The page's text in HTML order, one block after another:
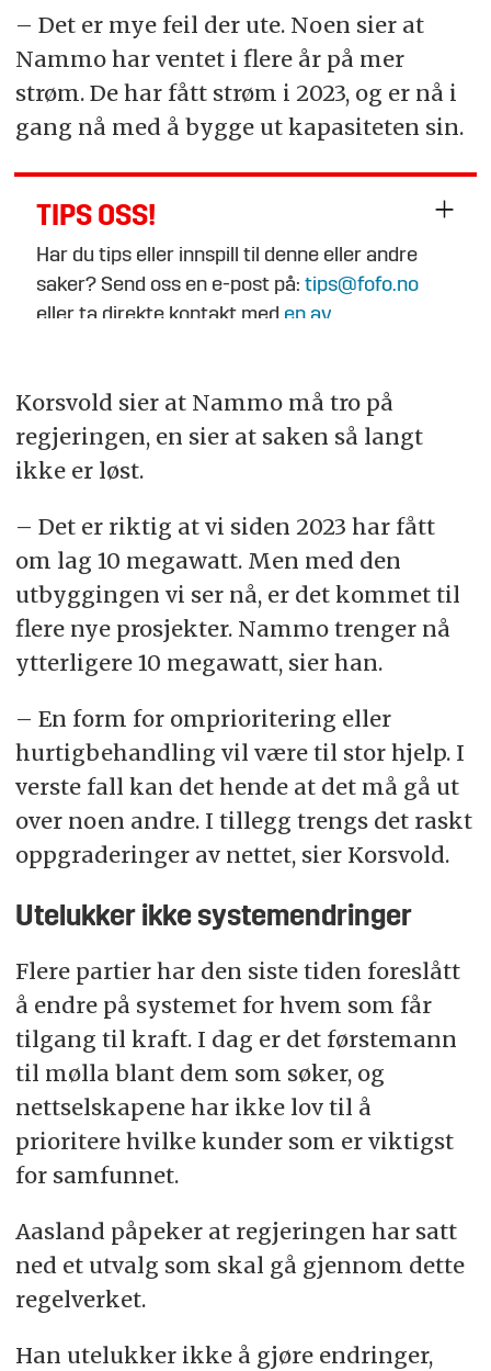
– Det er mye feil der ute. Noen sier at
Nammo har ventet i flere år på mer
strøm. De har fått strøm i 2023, og er nå i
gang nå med å bygge ut kapasiteten sin.
TIPS OSS!
Har du tips eller innspill til denne eller andre
saker? Send oss en e-post på:tips@fofo.no
eller ta direkte kontakt med en av
Korsvold sier at Nammo må tro på
regjeringen, en sier at saken så langt
ikke er løst.
– Det er riktig at vi siden 2023 har fått
om lag 10 megawatt. Men med den
utbyggingen vi ser nå, er det kommet til
flere nye prosjekter. Nammo trenger nå
ytterligere 10 megawatt, sier han.
– En form for omprioritering eller
hurtigbehandling vil være til stor hjelp. I
verste fall kan det hende at det må gå ut
over noen andre. I tillegg trengs det raskt
oppgraderinger av nettet, sier Korsvold.
Utelukker ikke systemendringer
Flere partier har den siste tiden foreslått
å endre på systemet for hvem som får
tilgang til kraft. I dag er det førstemann
til mølla blant dem som søker, og
nettselskapene har ikke lov til å
prioritere hvilke kunder som er viktigst
for samfunnet.
Aasland påpeker at regjeringen har satt
ned et utvalg som skal gå gjennom dette
regelverket.
Han utelukker ikke å gjøre endringer,